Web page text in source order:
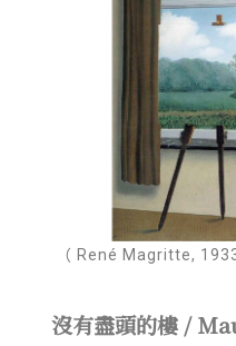
（ René Magritte,
沒有盡頭的樓 /